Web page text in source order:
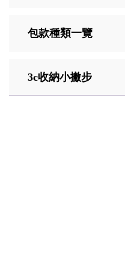
包款種類一覽
3c收納小撇步